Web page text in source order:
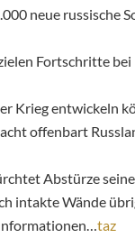
neue russische
Fortschritte
Krieg entwickeln
offenbart
Abstürze
intakte Wände
taz